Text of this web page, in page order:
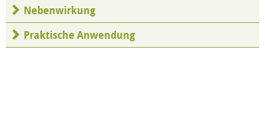
Nebenwirkung
Praktische Anwendung